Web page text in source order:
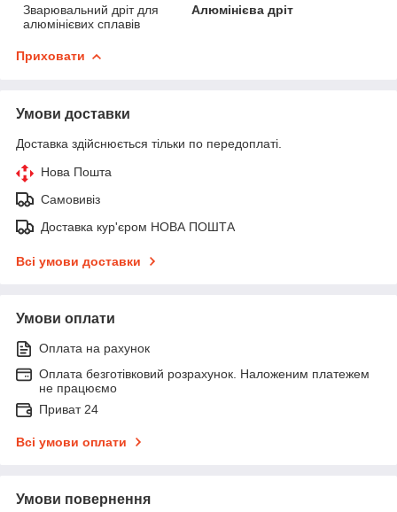
Зварювальний дріт для
алюмінієвих сплавів
Алюмінієва дріт
Приховати
Умови доставки
Доставка здійснюється тільки по передоплаті.
Нова Пошта
Самовивіз
Доставка кур'єром НОВА ПОШТА
Всі умови доставки
Умови оплати
Оплата на рахунок
Оплата безготівковий розрахунок. Наложеним платежем
не працюємо
Приват 24
Всі умови оплати
Умови повернення